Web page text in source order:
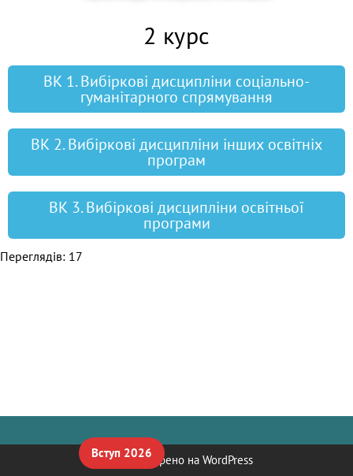
2 курс
ВК 1. Вибіркові дисципліни соціально-
гуманітарного спрямування
ВК 2. Вибіркові дисципліни інших освітніх
програм
ВК 3. Вибіркові дисципліни освітньої
програми
Переглядів: 17
Neve| Створено на WordPress
Вступ 2026